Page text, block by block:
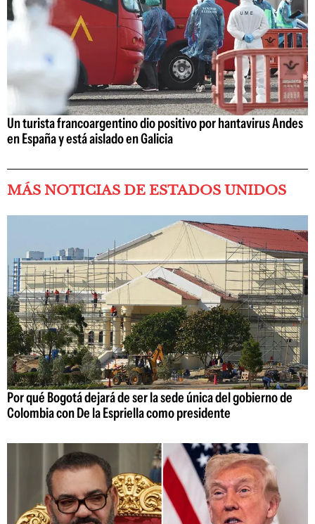
Un turista francoargentino dio positivo por hantavirus Andes
en España y está aislado en Galicia
MÁS NOTICIAS DE ESTADOS UNIDOS
Por qué Bogotá dejará de ser la sede única del gobierno de
Colombia con De la Espriella como presidente